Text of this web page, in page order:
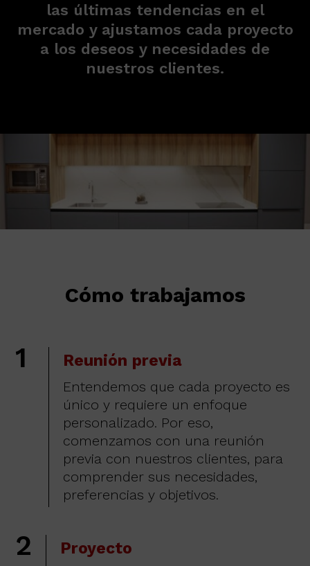
las últimas tendencias en el
mercado y ajustamos cada proyecto
a los deseos y necesidades de
nuestros clientes.
Cómo trabajamos
1 Reunión previa
Entendemos que cada proyecto es
único y requiere un enfoque
personalizado. Por eso,
comenzamos con una reunión
previa con nuestros clientes, para
comprender sus necesidades,
preferencias y objetivos.
2 Proyecto